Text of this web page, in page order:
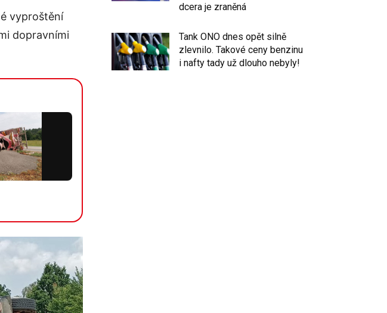
vyproštění
dopravními
dcera je zraněná
Tank ONO dnes opět silně
zlevnilo. Takové ceny benzinu
i nafty tady už dlouho nebyly!